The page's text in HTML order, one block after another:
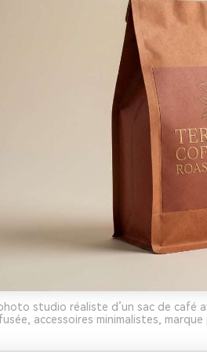
studio réaliste d’un sac de café
accessoires minimalistes,